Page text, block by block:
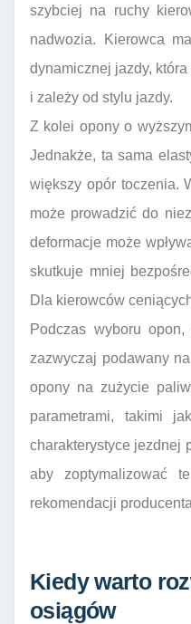
szybciej na ruchy
nadwozia. Kierowca
dynamicznej jazdy,
i zależy od stylu jazdy.
Z kolei opony o
Jednakże, ta sama
większy opór toczenia.
może prowadzić do
deformacje może
skutkuje mniej
Dla kierowców
Podczas wyboru
zazwyczaj podawany
opony na zużycie
parametrami, takimi
charakterystyce jezdnej
aby zoptymalizować
rekomendacji
Kiedy warto
osiągów